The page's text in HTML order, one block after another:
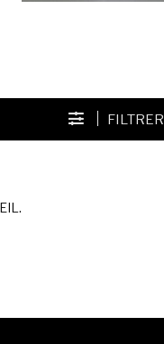
FILTRER